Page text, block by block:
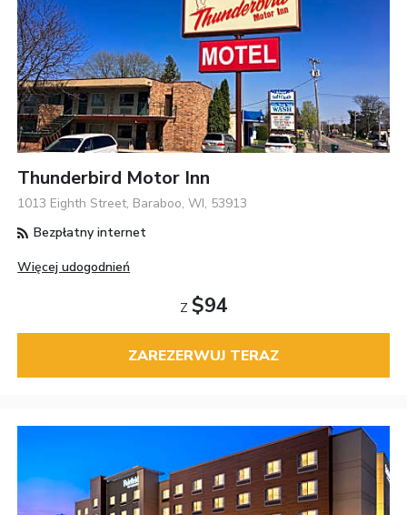
Thunderbird Motor Inn
1013 Eighth Street, Baraboo, WI, 53913
Bezpłatny internet
Więcej udogodnień
Z $94
ZAREZERWUJ TERAZ